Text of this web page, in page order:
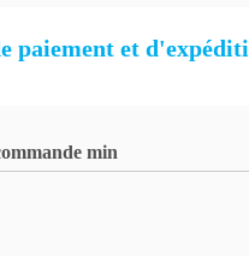
paiement et
min